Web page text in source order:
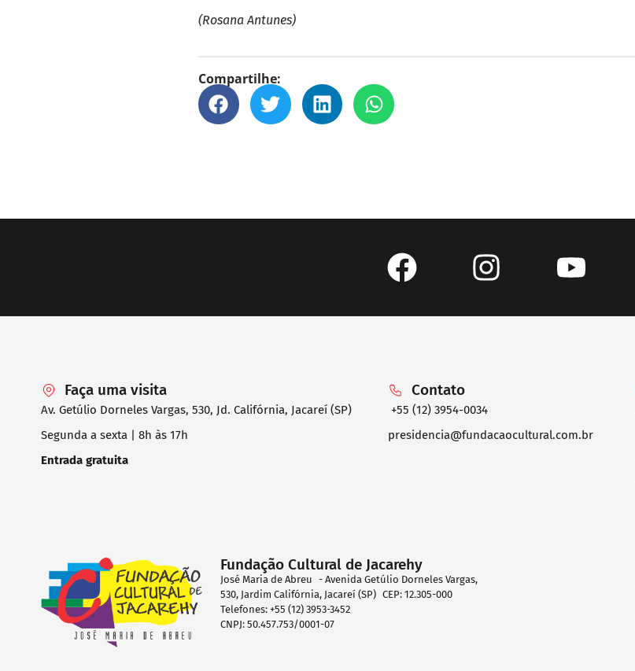
(Rosana Antunes)
Compartilhe:
Faça uma visita
Av. Getúlio Dorneles Vargas, 530, Jd. Califórnia, Jacareí (SP)
Segunda a sexta | 8h às 17h
Entrada gratuita
Contato
+55 (12) 3954-0034
presidencia@fundacaocultural.com.br
Fundação Cultural de Jacarehy
José Maria de Abreu - Avenida Getúlio Dorneles Vargas,
530, Jardim Califórnia, Jacareí (SP) CEP: 12.305-000
Telefones: +55 (12) 3953-3452
CNPJ: 50.457.753/0001-07